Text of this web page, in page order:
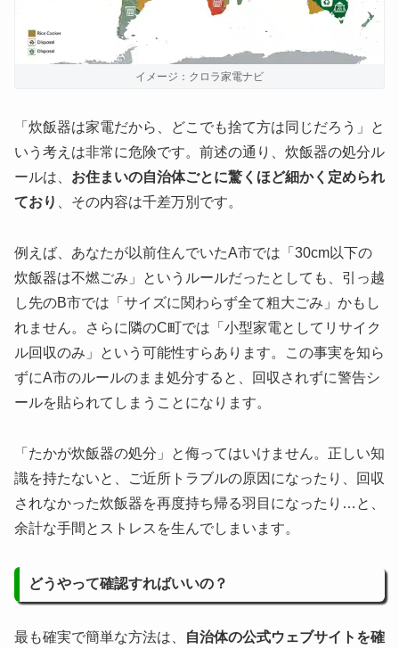
イメージ：クロラ家電ナビ
「炊飯器は家電だから、どこでも捨て方は同じだろう」と
いう考えは非常に危険です。前述の通り、炊飯器の処分ル
ールは、 お住まいの自治体ごとに驚くほど細かく定められ
ており
、その内容は千差万別です。
例えば、あなたが以前住んでいたA市では「30cm以下の
炊飯器は不燃ごみ」というルールだったとしても、引っ越
し先のB市では「サイズに関わらず全て粗大ごみ」かもし
れません。さらに隣のC町では「小型家電としてリサイク
ル回収のみ」という可能性すらあります。この事実を知ら
ずにA市のルールのまま処分すると、回収されずに警告シ
ールを貼られてしまうことになります。
「たかが炊飯器の処分」と侮ってはいけません。正しい知
識を持たないと、ご近所トラブルの原因になったり、回収
されなかった炊飯器を再度持ち帰る羽目になったり…と、
余計な手間とストレスを生んでしまいます。
どうやって確認すればいいの？
最も確実で簡単な方法は、
自治体の公式ウェブサイトを確